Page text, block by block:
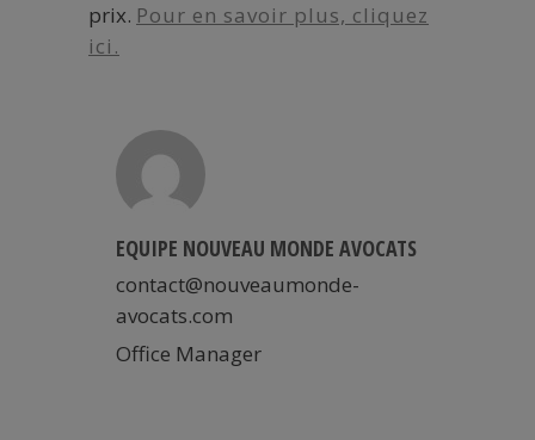
prix. Pour en savoir plus, cliquez
ici.
EQUIPE NOUVEAU MONDE AVOCATS
contact@nouveaumonde-
avocats.com
Office Manager